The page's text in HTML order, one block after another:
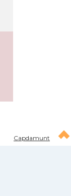
Capdamunt